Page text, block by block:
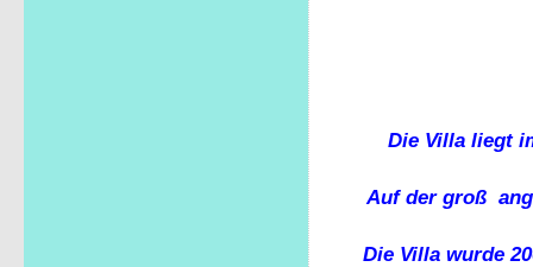
Die Villa liegt
Auf der groß
Die Villa wurde